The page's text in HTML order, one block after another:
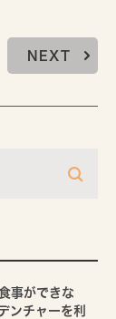
NEXT
事ができな
ンチャーを利